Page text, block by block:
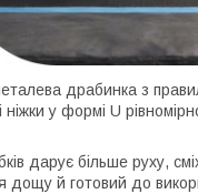
драбинка з
у формі U
дарує більше руху,
дощу й готовий до